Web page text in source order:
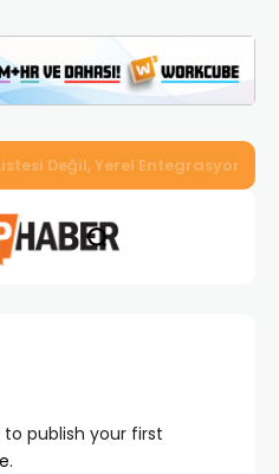
ERP ile Üretim, Satış ve
to publish your first
.